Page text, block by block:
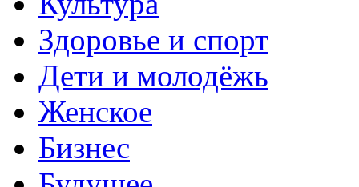
Здоровье и спорт
Дети и молодёжь
Женское
Бизнес